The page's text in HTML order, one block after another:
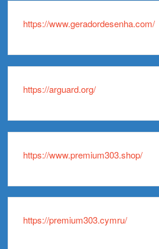
https://www.geradordesenha.com/
https://arguard.org/
https://www.premium303.shop/
https://premium303.cymru/